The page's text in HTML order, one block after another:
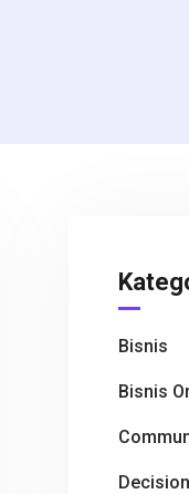
Bisnis
Bisnis